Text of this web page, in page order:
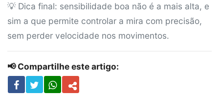
💡 Dica final: sensibilidade boa não é a mais alta, e
sim a que permite controlar a mira com precisão,
sem perder velocidade nos movimentos.
📢 Compartilhe este artigo: